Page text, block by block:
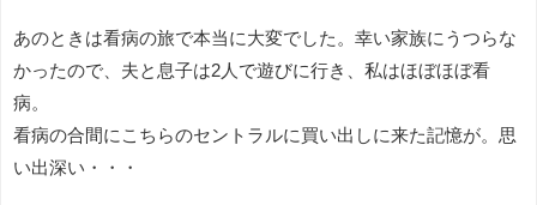
あのときは看病の旅で本当に大変でした。幸い家族にうつらな
かったので、夫と息子は2人で遊びに行き、私はほぼほぼ看
病。
看病の合間にこちらのセントラルに買い出しに来た記憶が。思
い出深い・・・